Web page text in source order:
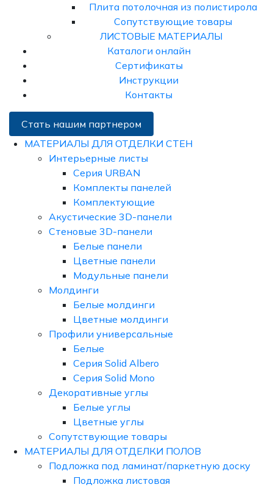
Плита потолочная из полистирола
Сопутствующие товары
ЛИСТОВЫЕ МАТЕРИАЛЫ
Каталоги онлайн
Сертификаты
Инструкции
Контакты
Стать нашим партнером
МАТЕРИАЛЫ ДЛЯ ОТДЕЛКИ СТЕН
Интерьерные листы
Серия URBAN
Комплекты панелей
Комплектующие
Акустические 3D-панели
Стеновые 3D-панели
Белые панели
Цветные панели
Модульные панели
Молдинги
Белые молдинги
Цветные молдинги
Профили универсальные
Белые
Серия Solid Albero
Серия Solid Mono
Декоративные углы
Белые углы
Цветные углы
Сопутствующие товары
МАТЕРИАЛЫ ДЛЯ ОТДЕЛКИ ПОЛОВ
Подложка под ламинат/паркетную доску
Подложка листовая